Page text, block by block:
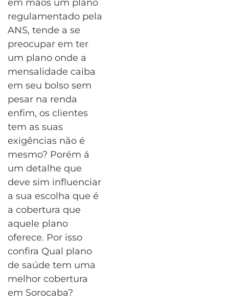
em mãos um plano
regulamentado pela
ANS, tende a se
preocupar em ter
um plano onde a
mensalidade caiba
em seu bolso sem
pesar na renda
enfim, os clientes
tem as suas
exigências não é
mesmo? Porém á
um detalhe que
deve sim influenciar
a sua escolha que é
a cobertura que
aquele plano
oferece. Por isso
confira Qual plano
de saúde tem uma
melhor cobertura
em Sorocaba?